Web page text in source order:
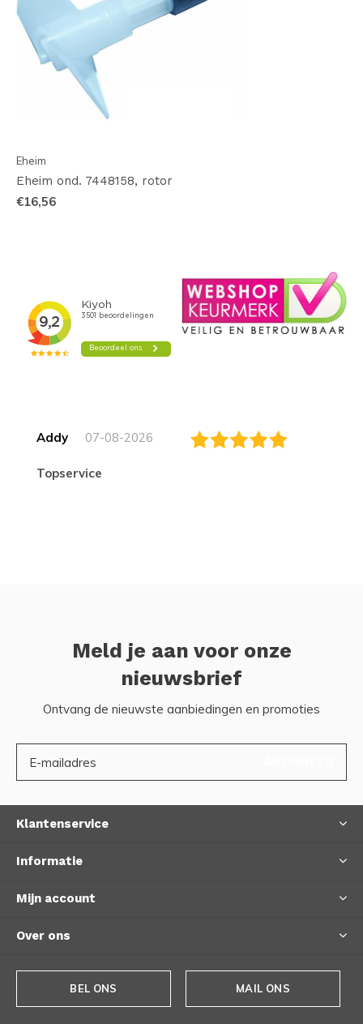
Eheim
Eheim ond. 7448158, rotor
€16,56
Addy 07-08-2026
topservice
Meld je aan voor onze
nieuwsbrief
Ontvang de nieuwste aanbiedingen en promoties
Klantenservice
Informatie
Mijn account
Over ons
BEL ONS MAIL ONS